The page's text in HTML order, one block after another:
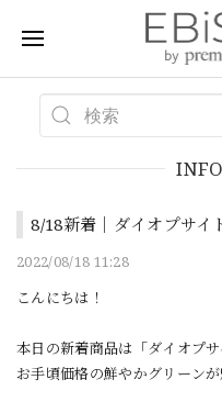
8/18新着｜ダイオプサイ
2022/08/18 11:28
こんにちは！
本日の新着商品は「ダイオプサ
お手頃価格の鮮やかグリーン